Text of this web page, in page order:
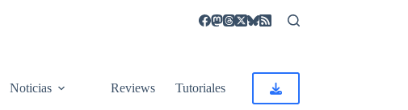
Noticias Reviews Tutoriales